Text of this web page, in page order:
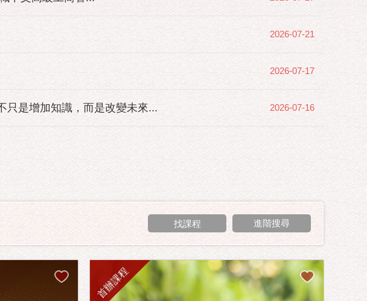
2026-07-21
2026-07-17
只是增加知識，而是改變未來... 2026-07-16
進階搜尋
首辦課程